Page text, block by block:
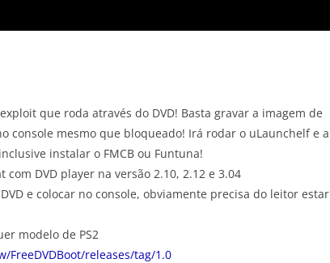
que roda através do DVD! Basta gravar a imagem de
console mesmo que bloqueado! Irá rodar o uLaunchelf e a
instalar o FMCB ou Funtuna!
com DVD player na versão 2.10, 2.12 e 3.04
e colocar no console, obviamente precisa do leitor estar
modelo de PS2
releases/tag/1.0